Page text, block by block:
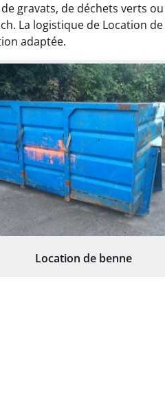
gravats, de déchets verts
La logistique de Location
adaptée.
Location de benne